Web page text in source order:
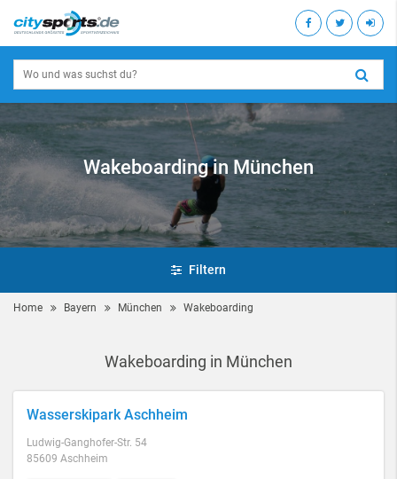
Wakeboarding in München
Filtern
Home Bayern München Wakeboarding
Wakeboarding in München
Wasserskipark Aschheim
Ludwig-Ganghofer-Str. 54
85609 Aschheim